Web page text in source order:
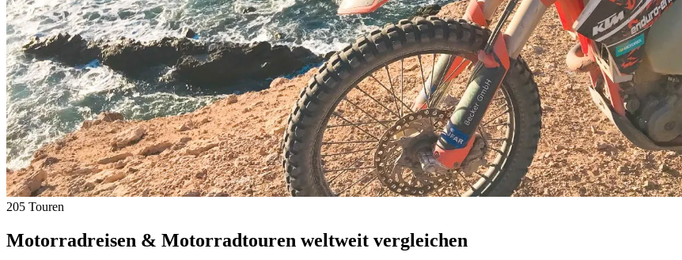
205 Touren
Motorradreisen & Motorradtouren weltweit vergleichen